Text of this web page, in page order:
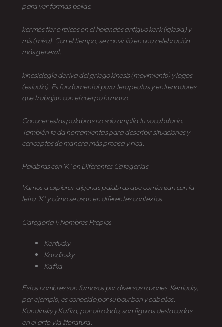
para ver formas bellas.
kerméstiene raíces en el holandés antiguokerk(iglesia) y
mis(misa). Con el tiempo, se convirtió en una celebración
más general.
kinesiologíaderiva del griegokinesis(movimiento) ylogos
(estudio). Es fundamental para terapeutas y entrenadores
que trabajan con el cuerpo humano.
Conocer estas palabras no solo amplía tu vocabulario.
También te da herramientas para describir situaciones y
conceptos de manera más precisa y rica.
Palabras con ‘K’ en Diferentes Categorías
Vamos a explorar algunas palabras que comienzan con la
letra ‘K’ y cómo se usan en diferentes contextos.
Categoría 1: Nombres Propios
Kentucky
Kandinsky
Kafka
Estos nombres son famosos por diversas razones. Kentucky,
por ejemplo, es conocido por su bourbon y caballos.
Kandinsky y Kafka, por otro lado, son figuras destacadas
en el arte y la literatura.